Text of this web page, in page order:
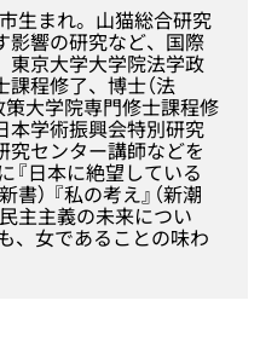
生まれ。山猫総合研究
影響の研究など、国際
東京大学大学院法学政
程修了、博士（法
策大学院専門修士課程修
本学術振興会特別研究
究センター講師などを
『日本に絶望している
） 『私の考え』（新潮
主主義の未来につい
も、女であることの味わ